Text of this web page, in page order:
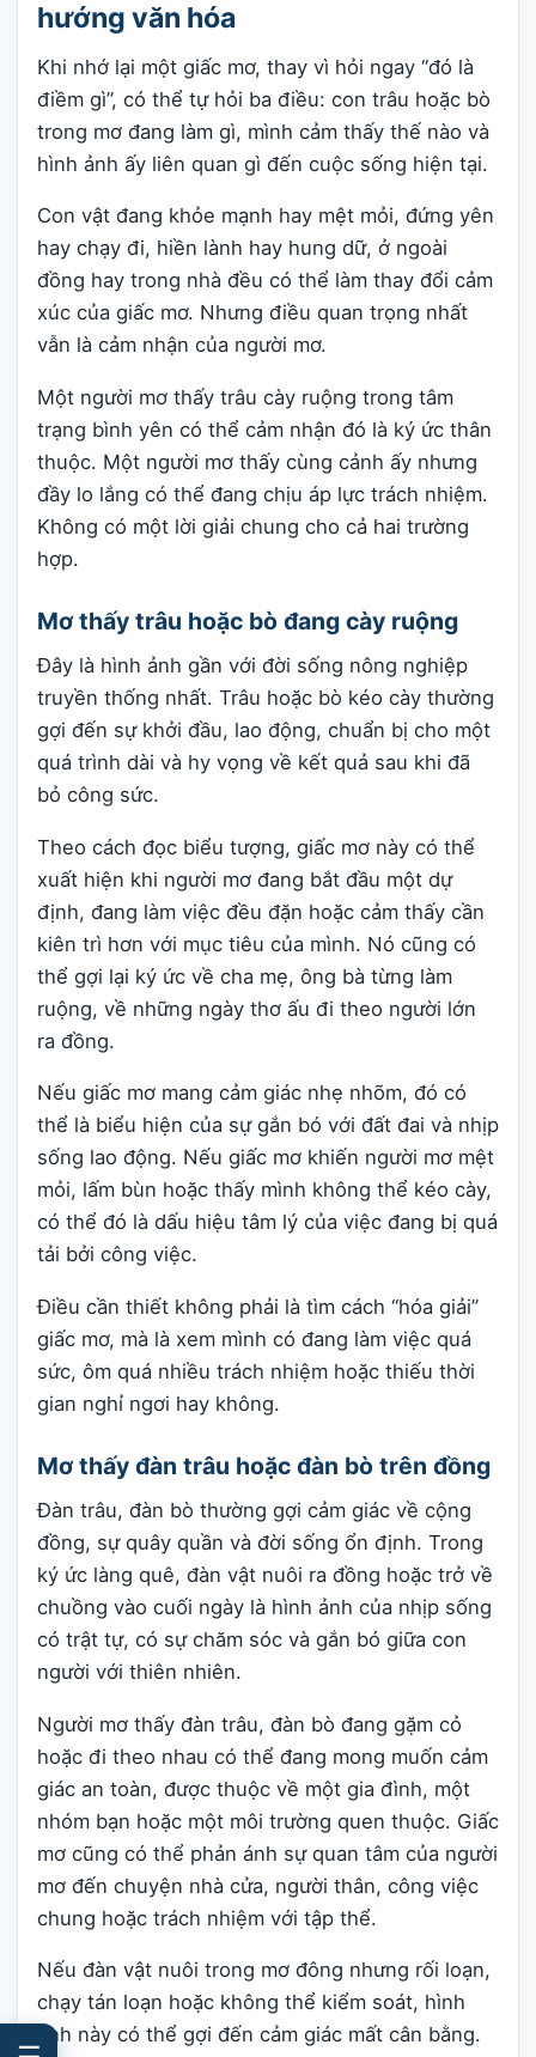
hướng văn hóa
Khi nhớ lại một giấc mơ, thay vì hỏi ngay “đó là
điềm gì”, có thể tự hỏi ba điều: con trâu hoặc bò
trong mơ đang làm gì, mình cảm thấy thế nào và
hình ảnh ấy liên quan gì đến cuộc sống hiện tại.
Con vật đang khỏe mạnh hay mệt mỏi, đứng yên
hay chạy đi, hiền lành hay hung dữ, ở ngoài
đồng hay trong nhà đều có thể làm thay đổi cảm
xúc của giấc mơ. Nhưng điều quan trọng nhất
vẫn là cảm nhận của người mơ.
Một người mơ thấy trâu cày ruộng trong tâm
trạng bình yên có thể cảm nhận đó là ký ức thân
thuộc. Một người mơ thấy cùng cảnh ấy nhưng
đầy lo lắng có thể đang chịu áp lực trách nhiệm.
Không có một lời giải chung cho cả hai trường
hợp.
Mơ thấy trâu hoặc bò đang cày ruộng
Đây là hình ảnh gần với đời sống nông nghiệp
truyền thống nhất. Trâu hoặc bò kéo cày thường
gợi đến sự khởi đầu, lao động, chuẩn bị cho một
quá trình dài và hy vọng về kết quả sau khi đã
bỏ công sức.
Theo cách đọc biểu tượng, giấc mơ này có thể
xuất hiện khi người mơ đang bắt đầu một dự
định, đang làm việc đều đặn hoặc cảm thấy cần
kiên trì hơn với mục tiêu của mình. Nó cũng có
thể gợi lại ký ức về cha mẹ, ông bà từng làm
ruộng, về những ngày thơ ấu đi theo người lớn
ra đồng.
Nếu giấc mơ mang cảm giác nhẹ nhõm, đó có
thể là biểu hiện của sự gắn bó với đất đai và nhịp
sống lao động. Nếu giấc mơ khiến người mơ mệt
mỏi, lấm bùn hoặc thấy mình không thể kéo cày,
có thể đó là dấu hiệu tâm lý của việc đang bị quá
tải bởi công việc.
Điều cần thiết không phải là tìm cách “hóa giải”
giấc mơ, mà là xem mình có đang làm việc quá
sức, ôm quá nhiều trách nhiệm hoặc thiếu thời
gian nghỉ ngơi hay không.
Mơ thấy đàn trâu hoặc đàn bò trên đồng
Đàn trâu, đàn bò thường gợi cảm giác về cộng
đồng, sự quây quần và đời sống ổn định. Trong
ký ức làng quê, đàn vật nuôi ra đồng hoặc trở về
chuồng vào cuối ngày là hình ảnh của nhịp sống
có trật tự, có sự chăm sóc và gắn bó giữa con
người với thiên nhiên.
Người mơ thấy đàn trâu, đàn bò đang gặm cỏ
hoặc đi theo nhau có thể đang mong muốn cảm
giác an toàn, được thuộc về một gia đình, một
nhóm bạn hoặc một môi trường quen thuộc. Giấc
mơ cũng có thể phản ánh sự quan tâm của người
mơ đến chuyện nhà cửa, người thân, công việc
chung hoặc trách nhiệm với tập thể.
Nếu đàn vật nuôi trong mơ đông nhưng rối loạn,
chạy tán loạn hoặc không thể kiểm soát, hình
ảnh này có thể gợi đến cảm giác mất cân bằng.